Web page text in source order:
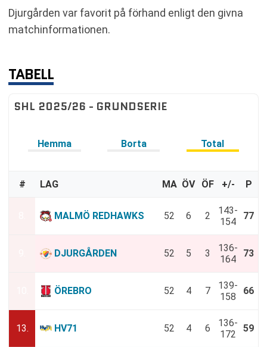
Djurgården var favorit på förhand enligt den givna
matchinformationen.
TABELL
SHL 2025/26 - GRUNDSERIE
Hemma Borta Total
# LAG MA ÖV ÖF +/- P
MALMÖ REDHAWKS 52 6 2
143-
154
77
DJURGÅRDEN 52 5 3
136-
164
73
ÖREBRO 52 4 7
139-
158
66
13. HV71 52 4 6
136-
172
59